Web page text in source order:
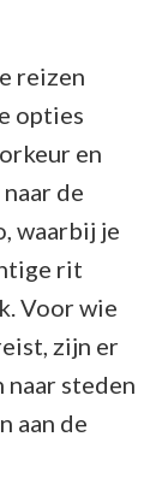
reizen
opties
en
de
waarbij je
rit
Voor wie
zijn er
steden
aan de